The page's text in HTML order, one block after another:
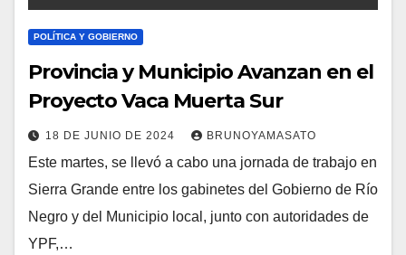
POLÍTICA Y GOBIERNO
Provincia y Municipio Avanzan en el
Proyecto Vaca Muerta Sur
18 DE JUNIO DE 2024 BRUNOYAMASATO
Este martes, se llevó a cabo una jornada de trabajo en
Sierra Grande entre los gabinetes del Gobierno de Río
Negro y del Municipio local, junto con autoridades de
YPF,…